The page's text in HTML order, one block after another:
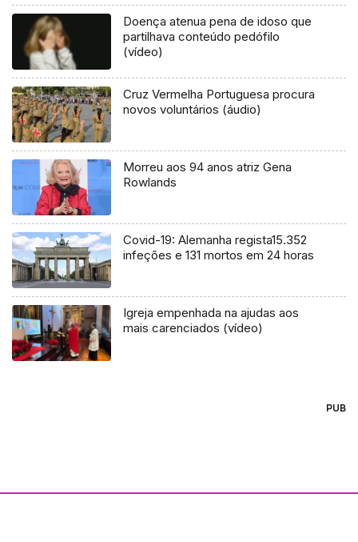
Doença atenua pena de idoso que
partilhava conteúdo pedófilo
(vídeo)
Cruz Vermelha Portuguesa procura
novos voluntários (áudio)
Morreu aos 94 anos atriz Gena
Rowlands
Covid-19: Alemanha regista15.352
infeções e 131 mortos em 24 horas
Igreja empenhada na ajudas aos
mais carenciados (vídeo)
PUB